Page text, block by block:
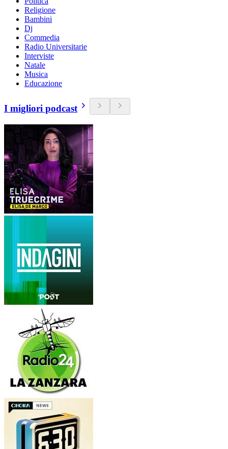
Religione
Bambini
Dj
Commedia
Radio Universitarie
Interviste
Natale
Musica
Educazione
I migliori podcast